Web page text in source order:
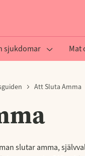
sjukdomar Mat
Att Sluta Amma
slutar amma,